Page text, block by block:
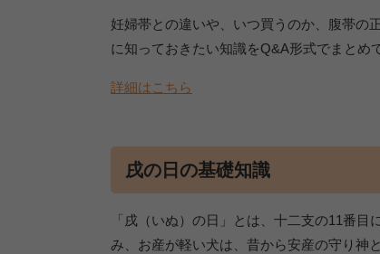
妊婦帯との違いや、いつ買うのか、腹帯の
に知っておきたい知識をQ&A形式でまとめ
詳細はこちら
戌の日の基礎知識
「戌（いぬ）の日」とは、十二支の11番
み、お産が軽い犬は、昔から安産の守り神